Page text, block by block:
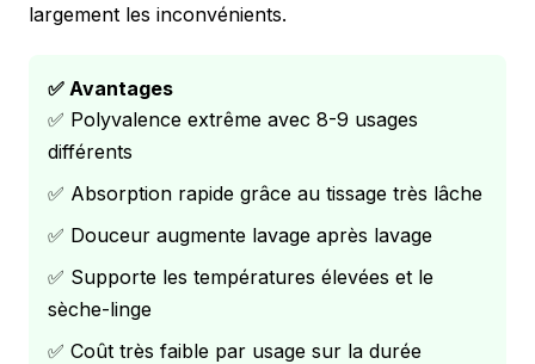
largement les inconvénients.
✅ Avantages
✅ Polyvalence extrême avec 8-9 usages
différents
✅ Absorption rapide grâce au tissage très lâche
✅ Douceur augmente lavage après lavage
✅ Supporte les températures élevées et le
sèche-linge
✅ Coût très faible par usage sur la durée